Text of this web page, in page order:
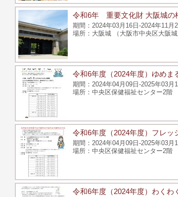
令和6年 重要文化財 大阪城の
2024年03月16日-2024年11月
大阪城 （大阪市中央区大阪城
令和6年度（2024年度）ゆめま
2024年04月09日-2025年03月
中央区保健福祉センター2階
令和6年度（2024年度）フレッ
2024年04月09日-2025年03月
中央区保健福祉センター2階
令和6年度（2024年度）わくわ